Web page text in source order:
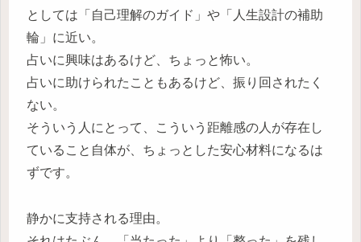
としては「自己理解のガイド」や「人生設計の補助
輪」に近い。
占いに興味はあるけど、ちょっと怖い。
占いに助けられたこともあるけど、振り回されたく
ない。
そういう人にとって、こういう距離感の人が存在し
ていること自体が、ちょっとした安心材料になるは
ずです。
静かに支持される理由。